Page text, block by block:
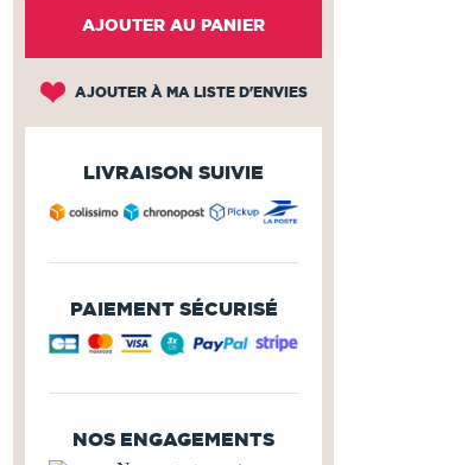
AJOUTER AU PANIER
AJOUTER À MA LISTE D'ENVIES
LIVRAISON SUIVIE
PAIEMENT SÉCURISÉ
NOS ENGAGEMENTS